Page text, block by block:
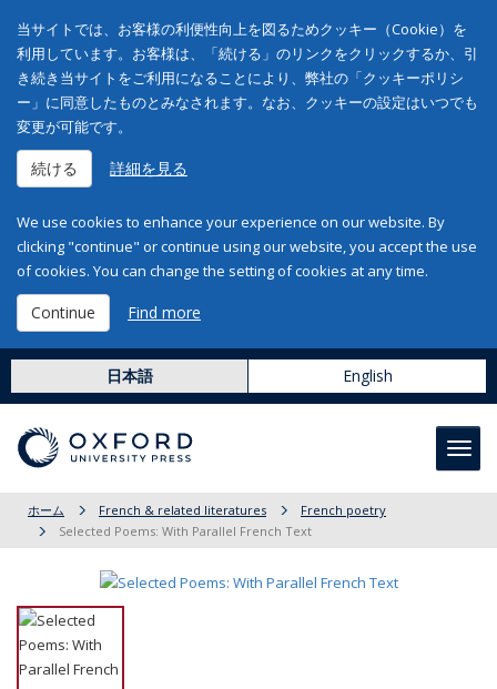
当サイトでは、お客様の利便性向上を図るためクッキー（Cookie）を
利用しています。お客様は、「続ける」のリンクをクリックするか、引
き続き当サイトをご利用になることにより、弊社の「クッキーポリシ
ー」に同意したものとみなされます。なお、クッキーの設定はいつでも
変更が可能です。
続ける 詳細を見る
We use cookies to enhance your experience on our website. By
clicking "continue" or continue using our website, you accept the use
of cookies. You can change the setting of cookies at any time.
Continue Find more
日本語 English
ホーム French & related literatures
French poetry
Selected Poems: With Parallel French Text